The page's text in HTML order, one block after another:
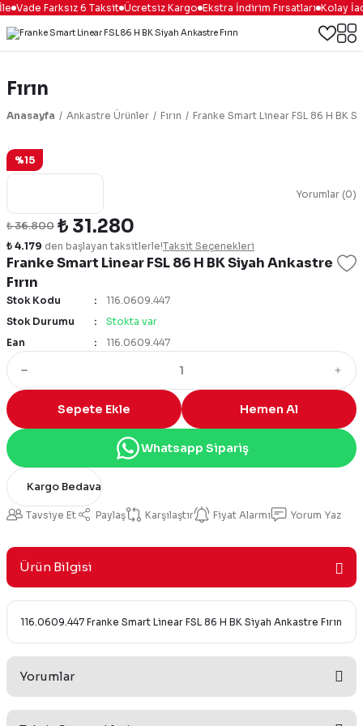
Vade Farksız 6 Taksit Ücretsiz Kargo Ekstra İndirim Fırsatları Kolay
Fırın
Anasayfa Ankastre Ürünler Fırın Franke Smart Linear FSL 86 H BK
%15
Yorumlar (0)
Franke Smart Linear FSL 86 H BK Siyah Ankastre
Fırın
₺ 36.800 ₺ 31.280
₺ 4.179 den başlayan taksitlerle!Taksit Seçenekleri
Stok Kodu
116.0609.447
Stok Durumu
Stokta var
Ean
116.0609.447
Sepete Ekle Hemen Al
Whatsapp Sipariş
Kargo Bedava
Tavsiye Et Paylaş Karşılaştır Fiyat Alarmı Yorum Yaz
Ürün Bilgisi
116.0609.447 Franke Smart Linear FSL 86 H BK Siyah Ankastre Fırın
Yorumlar